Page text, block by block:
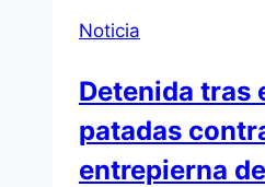
Noticia
Detenida tras
patadas
entrepierna